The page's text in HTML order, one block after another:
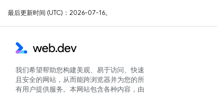
最后更新时间 (UTC)：2026-07-16。
我们希望帮助您构建美观、易于访问、快速
且安全的网站，从而能跨浏览器并为您的所
有用户提供服务。本网站包含各种内容，由